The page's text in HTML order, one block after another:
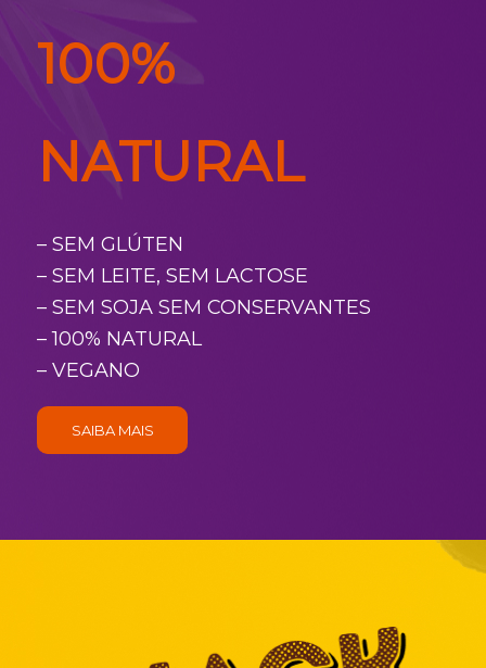
100%
NATURAL
– SEM GLÚTEN
– SEM LEITE, SEM LACTOSE
– SEM SOJA SEM CONSERVANTES
– 100% NATURAL
– VEGANO
SAIBA MAIS